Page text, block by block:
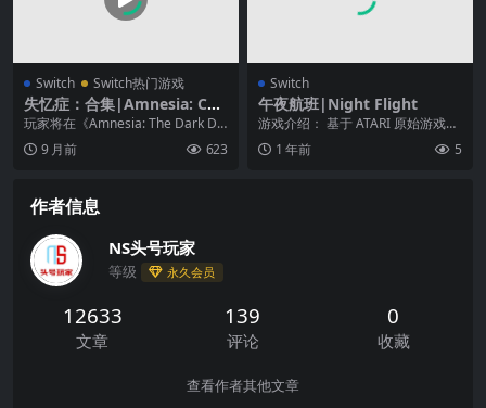
Switch Switch热门游戏
失忆症：合集|Amnesia: Coll
ection汉化
玩家将在《Amnesia: The Dark De
scent》扮演 Daniel...
9 月前 623
Switch
午夜航班|Night Flight
游戏介绍： 基于 ATARI 原始游戏的
像素 RPG Roguelike 射击游...
1 年前 5
作者信息
NS头号玩家
等级 永久会员
12633
文章
139
评论
0
收藏
查看作者其他文章